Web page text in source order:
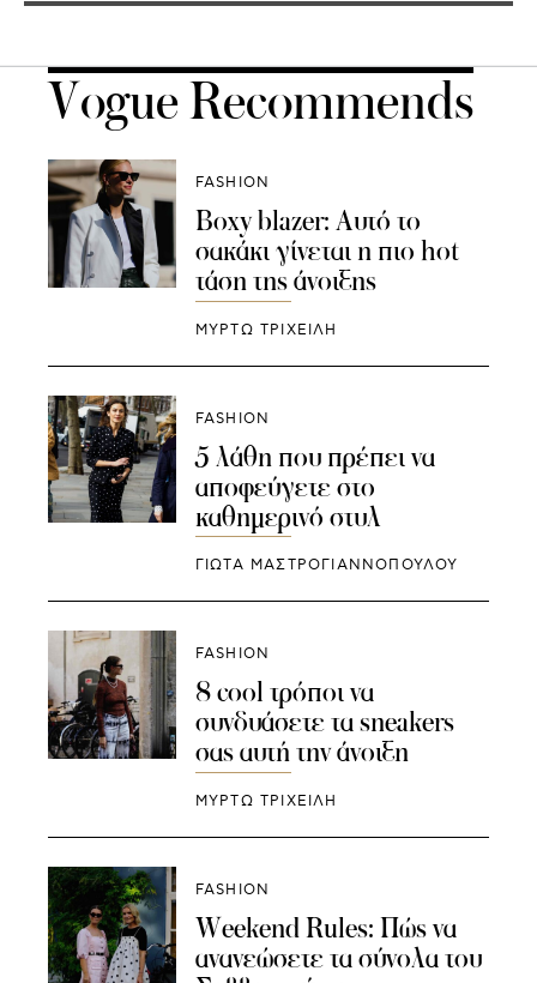
Vogue Recommends
FASHION
Boxy blazer: Αυτό το
σακάκι γίνεται η πιο hot
τάση της άνοιξης
ΜΥΡΤΩ ΤΡΙΧΕΙΛΗ
FASHION
5 λάθη που πρέπει να
αποφεύγετε στο
καθημερινό στυλ
ΓΙΩΤΑ ΜΑΣΤΡΟΓΙΑΝΝΟΠΟΥΛΟΥ
FASHION
8 cool τρόποι να
συνδυάσετε τα sneakers
σας αυτή την άνοιξη
ΜΥΡΤΩ ΤΡΙΧΕΙΛΗ
FASHION
Weekend Rules: Πώς να
ανανεώσετε τα σύνολα του